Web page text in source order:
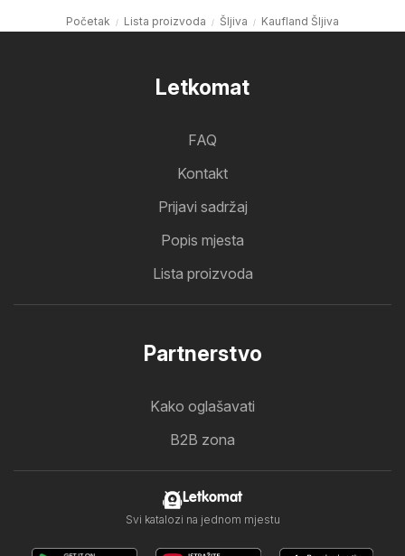
Početak Lista proizvoda Šljiva Kaufland Šljiva
Letkomat
FAQ
Kontakt
Prijavi sadržaj
Popis mjesta
Lista proizvoda
Partnerstvo
Kako oglašavati
B2B zona
Letkomat
Svi katalozi na jednom mjestu